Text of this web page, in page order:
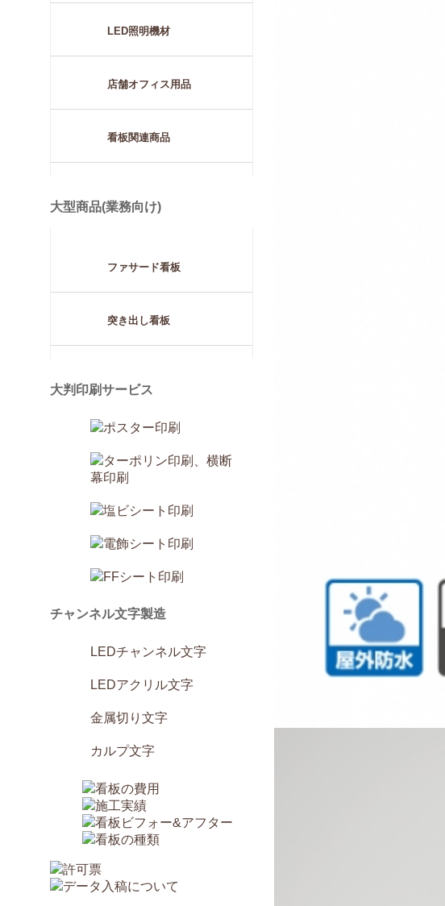
LED照明機材
店舗オフィス用品
看板関連商品
大型商品(業務向け)
ファサード看板
突き出し看板
大判印刷サービス
チャンネル文字製造
LEDチャンネル文字
LEDアクリル文字
金属切り文字
カルプ文字